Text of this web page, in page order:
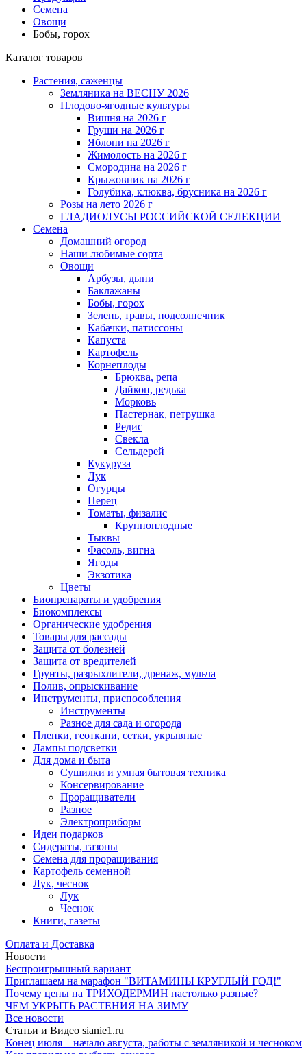
Семена
Овощи
Бобы, горох
Каталог товаров
Растения, саженцы
Земляника на ВЕСНУ 2026
Плодово-ягодные культуры
Вишня на 2026 г
Груши на 2026 г
Яблони на 2026 г
Жимолость на 2026 г
Смородина на 2026 г
Крыжовник на 2026 г
Голубика, клюква, брусника на 2026 г
Розы на лето 2026 г
ГЛАДИОЛУСЫ РОССИЙСКОЙ СЕЛЕКЦИИ
Семена
Домашний огород
Наши любимые сорта
Овощи
Арбузы, дыни
Баклажаны
Бобы, горох
Зелень, травы, подсолнечник
Кабачки, патиссоны
Капуста
Картофель
Корнеплоды
Брюква, репа
Дайкон, редька
Морковь
Пастернак, петрушка
Редис
Свекла
Сельдерей
Кукуруза
Лук
Огурцы
Перец
Томаты, физалис
Крупноплодные
Тыквы
Фасоль, вигна
Ягоды
Экзотика
Цветы
Биопрепараты и удобрения
Биокомплексы
Органические удобрения
Товары для рассады
Защита от болезней
Защита от вредителей
Грунты, разрыхлители, дренаж, мульча
Полив, опрыскивание
Инструменты, приспособления
Инструменты
Разное для сада и огорода
Пленки, геоткани, сетки, укрывные
Лампы подсветки
Для дома и быта
Сушилки и умная бытовая техника
Консервирование
Проращиватели
Разное
Электроприборы
Идеи подарков
Сидераты, газоны
Семена для проращивания
Картофель семенной
Лук, чеснок
Лук
Чеснок
Книги, газеты
Оплата и Доставка
Новости
Беспроигрышный вариант
Приглашаем на марафон "ВИТАМИНЫ КРУГЛЫЙ ГОД!"
Почему цены на ТРИХОДЕРМИН настолько разные?
ЧЕМ УКРЫТЬ РАСТЕНИЯ НА ЗИМУ
Все новости
Статьи и Видео sianie1.ru
Конец июля – начало августа, работы с земляникой и чесноком